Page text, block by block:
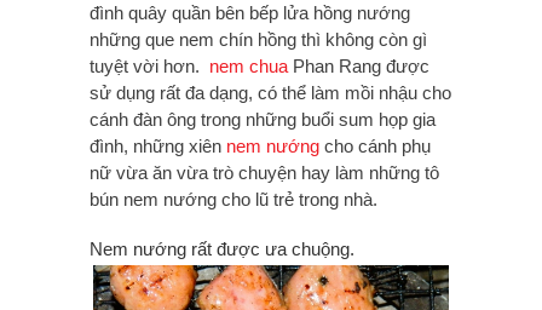
đình quây quần bên bếp lửa hồng nướng
những que nem chín hồng thì không còn gì
tuyệt vời hơn. nem chua Phan Rang được
sử dụng rất đa dạng, có thể làm mồi nhậu cho
cánh đàn ông trong những buổi sum họp gia
đình, những xiên nem nướng cho cánh phụ
nữ vừa ăn vừa trò chuyện hay làm những tô
bún nem nướng cho lũ trẻ trong nhà.
Nem nướng rất được ưa chuộng.